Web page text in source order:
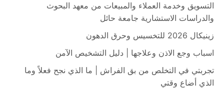
التسويق وخدمة العملاء والمبيعات من معهد البحوث
والدراسات الاستشارية جامعة حائل
زينيكال 2026 للتخسيس وحرق الدهون
اسباب وجع الاذن وعلاجها | دليل التشخيص الآمن
تجربتي في التخلص من بق الفراش | ما الذي نجح فعلاً وما
الذي أضاع وقتي